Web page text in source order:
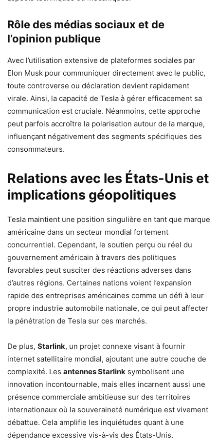
Rôle des médias sociaux et de
l’opinion publique
Avec l’utilisation extensive de plateformes sociales par
Elon Musk pour communiquer directement avec le public,
toute controverse ou déclaration devient rapidement
virale. Ainsi, la capacité de Tesla à gérer efficacement sa
communication est cruciale. Néanmoins, cette approche
peut parfois accroître la polarisation autour de la marque,
influençant négativement des segments spécifiques des
consommateurs.
Relations avec les États-Unis et
implications géopolitiques
Tesla maintient une position singulière en tant que marque
américaine dans un secteur mondial fortement
concurrentiel. Cependant, le soutien perçu ou réel du
gouvernement américain à travers des politiques
favorables peut susciter des réactions adverses dans
d’autres régions. Certaines nations voient l’expansion
rapide des entreprises américaines comme un défi à leur
propre industrie automobile nationale, ce qui peut affecter
la pénétration de Tesla sur ces marchés.
De plus, Starlink, un projet connexe visant à fournir
internet satellitaire mondial, ajoutant une autre couche de
complexité. Les antennes Starlink symbolisent une
innovation incontournable, mais elles incarnent aussi une
présence commerciale ambitieuse sur des territoires
internationaux où la souveraineté numérique est vivement
débattue. Cela amplifie les inquiétudes quant à une
dépendance excessive vis-à-vis des États-Unis.